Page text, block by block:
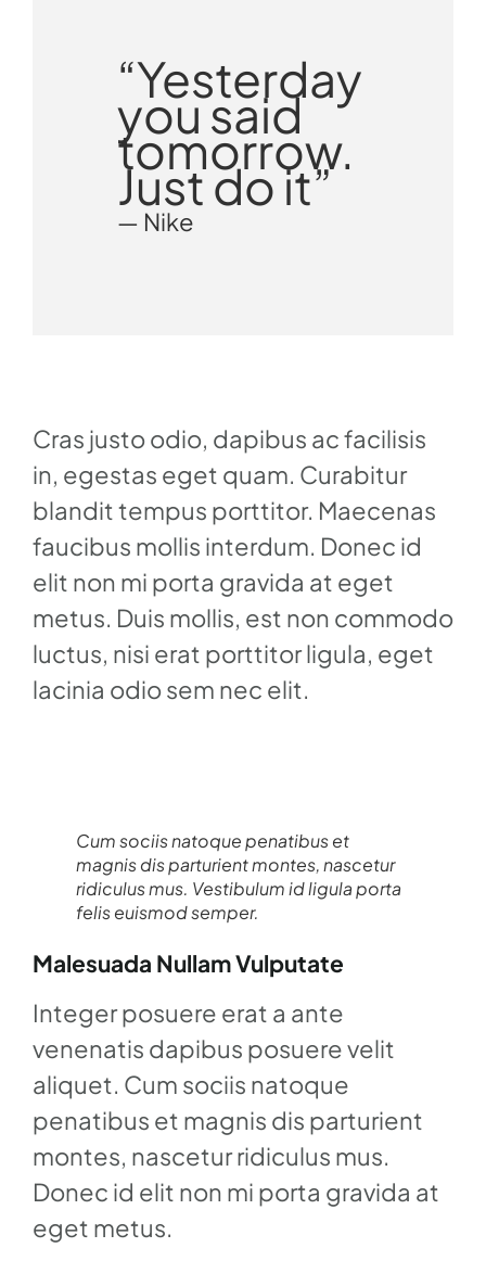
“Yesterday
you said
tomorrow.
Just do it”
— Nike
Cras justo odio, dapibus ac facilisis
in, egestas eget quam. Curabitur
blandit tempus porttitor. Maecenas
faucibus mollis interdum. Donec id
elit non mi porta gravida at eget
metus. Duis mollis, est non commodo
luctus, nisi erat porttitor ligula, eget
lacinia odio sem nec elit.
Cum sociis natoque penatibus et
magnis dis parturient montes, nascetur
ridiculus mus. Vestibulum id ligula porta
felis euismod semper.
Malesuada Nullam Vulputate
Integer posuere erat a ante
venenatis dapibus posuere velit
aliquet. Cum sociis natoque
penatibus et magnis dis parturient
montes, nascetur ridiculus mus.
Donec id elit non mi porta gravida at
eget metus.